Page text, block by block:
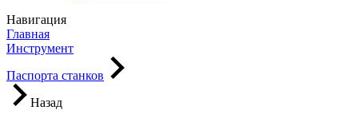
Навигация
Главная
Инструмент
Паспорта станков
Назад